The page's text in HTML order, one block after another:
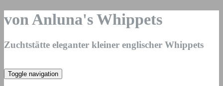
von Anluna's Whippets
Zuchtstätte eleganter kleiner englischer Whippets
Toggle navigation